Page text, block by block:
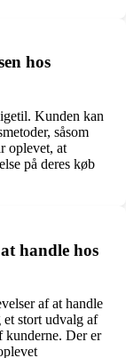
hos
Kunden kan
såsom
oplevet, at
på deres køb
handle hos
af at handle
stort udvalg af
kunderne. Der er